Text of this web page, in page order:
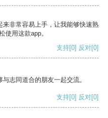
非常容易上手，让我能够快速熟
使用这款app。
支持[0] 反对[0]
志同道合的朋友一起交流。
支持[0] 反对[0]